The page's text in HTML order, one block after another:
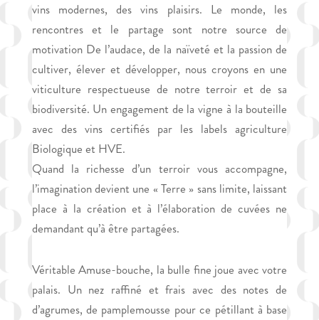
vins modernes, des vins plaisirs. Le monde, les
rencontres et le partage sont notre source de
motivation De l’audace, de la naïveté et la passion de
cultiver, élever et développer, nous croyons en une
viticulture respectueuse de notre terroir et de sa
biodiversité. Un engagement de la vigne à la bouteille
avec des vins certifiés par les labels agriculture
Biologique et HVE.
Quand la richesse d’un terroir vous accompagne,
l’imagination devient une « Terre » sans limite, laissant
place à la création et à l’élaboration de cuvées ne
demandant qu’à être partagées.
Véritable Amuse-bouche, la bulle fine joue avec votre
palais. Un nez raffiné et frais avec des notes de
d’agrumes, de pamplemousse pour ce pétillant à base